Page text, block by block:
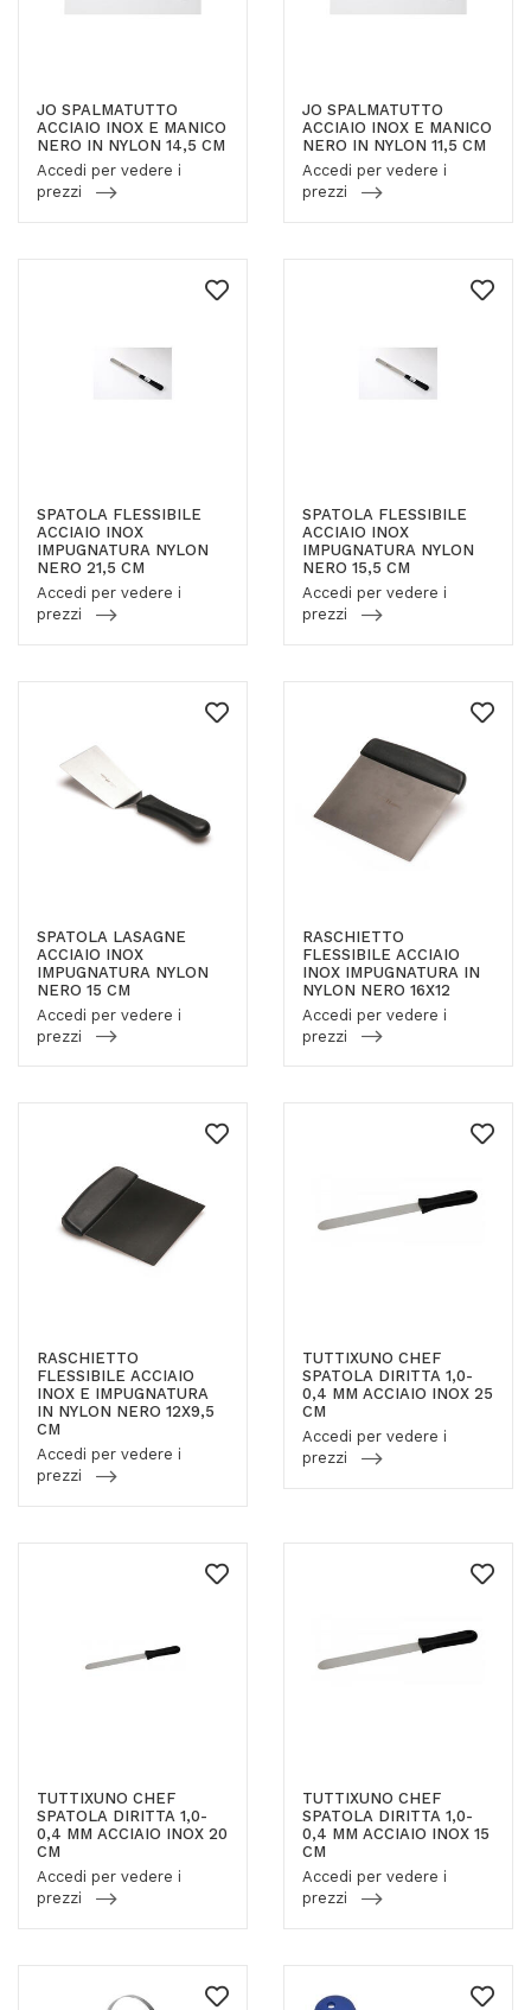
JO SPALMATUTTO
ACCIAIO INOX E MANICO
NERO IN NYLON 14,5 CM
Accedi per vedere i
prezzi
JO SPALMATUTTO
ACCIAIO INOX E MANICO
NERO IN NYLON 11,5 CM
Accedi per vedere i
prezzi
SPATOLA FLESSIBILE
ACCIAIO INOX
IMPUGNATURA NYLON
NERO 21,5 CM
Accedi per vedere i
prezzi
SPATOLA FLESSIBILE
ACCIAIO INOX
IMPUGNATURA NYLON
NERO 15,5 CM
Accedi per vedere i
prezzi
SPATOLA LASAGNE
ACCIAIO INOX
IMPUGNATURA NYLON
NERO 15 CM
Accedi per vedere i
prezzi
RASCHIETTO
FLESSIBILE ACCIAIO
INOX IMPUGNATURA IN
NYLON NERO 16X12
Accedi per vedere i
prezzi
RASCHIETTO
FLESSIBILE ACCIAIO
INOX E IMPUGNATURA
IN NYLON NERO 12X9,5
CM
Accedi per vedere i
prezzi
TUTTIXUNO CHEF
SPATOLA DIRITTA 1,0-
0,4 MM ACCIAIO INOX 25
CM
Accedi per vedere i
prezzi
TUTTIXUNO CHEF
SPATOLA DIRITTA 1,0-
0,4 MM ACCIAIO INOX 20
CM
Accedi per vedere i
prezzi
TUTTIXUNO CHEF
SPATOLA DIRITTA 1,0-
0,4 MM ACCIAIO INOX 15
CM
Accedi per vedere i
prezzi